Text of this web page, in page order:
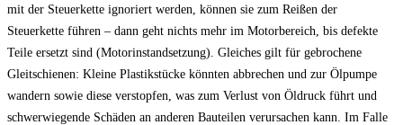
mit der Steuerkette ignoriert werden, können sie zum Reißen der
Steuerkette führen – dann geht nichts mehr im Motorbereich, bis defekte
Teile ersetzt sind (Motorinstandsetzung). Gleiches gilt für gebrochene
Gleitschienen: Kleine Plastikstücke könnten abbrechen und zur Ölpumpe
wandern sowie diese verstopfen, was zum Verlust von Öldruck führt und
schwerwiegende Schäden an anderen Bauteilen verursachen kann. Im Falle